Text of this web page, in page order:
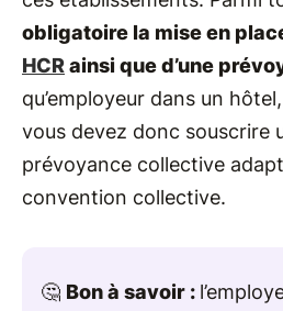
obligatoire la mise en
HCRainsi que d’une
qu’employeur dans un
vous devez donc souscrire
prévoyance collective
convention collective.
🤔 Bon à savoir :